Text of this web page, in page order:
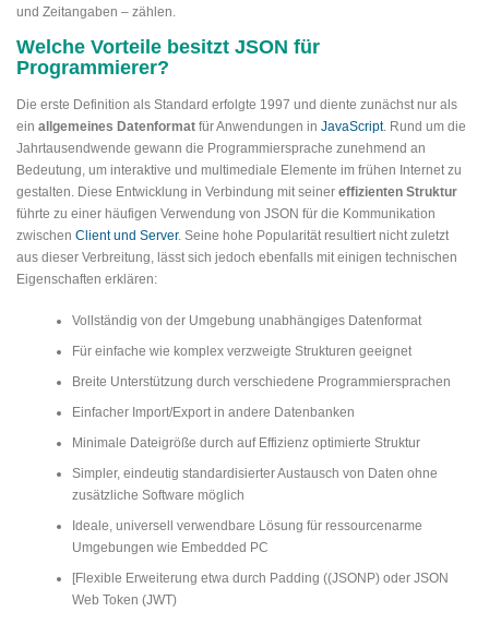
und Zeitangaben – zählen.
Welche Vorteile besitzt JSON für
Programmierer?
Die erste Definition als Standard erfolgte 1997 und diente zunächst nur als
ein allgemeines Datenformat für Anwendungen in JavaScript. Rund um die
Jahrtausendwende gewann die Programmiersprache zunehmend an
Bedeutung, um interaktive und multimediale Elemente im frühen Internet zu
gestalten. Diese Entwicklung in Verbindung mit seiner effizienten Struktur
führte zu einer häufigen Verwendung von JSON für die Kommunikation
zwischen Client und Server. Seine hohe Popularität resultiert nicht zuletzt
aus dieser Verbreitung, lässt sich jedoch ebenfalls mit einigen technischen
Eigenschaften erklären:
Vollständig von der Umgebung unabhängiges Datenformat
Für einfache wie komplex verzweigte Strukturen geeignet
Breite Unterstützung durch verschiedene Programmiersprachen
Einfacher Import/Export in andere Datenbanken
Minimale Dateigröße durch auf Effizienz optimierte Struktur
Simpler, eindeutig standardisierter Austausch von Daten ohne
zusätzliche Software möglich
Ideale, universell verwendbare Lösung für ressourcenarme
Umgebungen wie Embedded PC
[Flexible Erweiterung etwa durch Padding ((JSONP) oder JSON
Web Token (JWT)